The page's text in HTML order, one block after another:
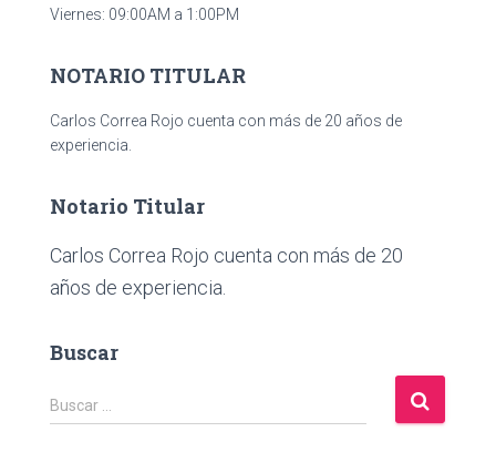
Viernes: 09:00AM a 1:00PM
NOTARIO TITULAR
Carlos Correa Rojo cuenta con más de 20 años de
experiencia.
Notario Titular
Carlos Correa Rojo cuenta con más de 20
años de experiencia.
Buscar
B
u
Buscar …